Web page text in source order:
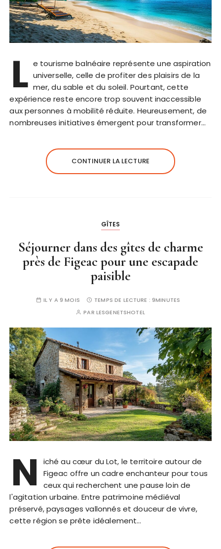
L e tourisme balnéaire représente une aspiration
universelle, celle de profiter des plaisirs de la
mer, du sable et du soleil. Pourtant, cette
expérience reste encore trop souvent inaccessible
aux personnes à mobilité réduite. Heureusement, de
nombreuses initiatives émergent pour transformer…
CONTINUER LA LECTURE
GÎTES
Séjourner dans des gîtes de charme
près de Figeac pour une escapade
paisible
IL Y A 9 MOIS TEMPS DE LECTURE : 9MINUTES
PAR LESGENETSHOTEL
N
iché au cœur du Lot, le territoire autour de
Figeac offre un cadre enchanteur pour tous
ceux qui recherchent une pause loin de
l'agitation urbaine. Entre patrimoine médiéval
préservé, paysages vallonnés et douceur de vivre,
cette région se prête idéalement…